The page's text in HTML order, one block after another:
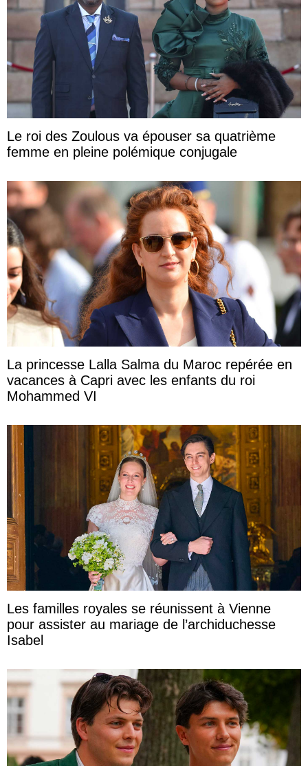
Le roi des Zoulous va épouser sa quatrième
femme en pleine polémique conjugale
La princesse Lalla Salma du Maroc repérée en
vacances à Capri avec les enfants du roi
Mohammed VI
Les familles royales se réunissent à Vienne
pour assister au mariage de l’archiduchesse
Isabel